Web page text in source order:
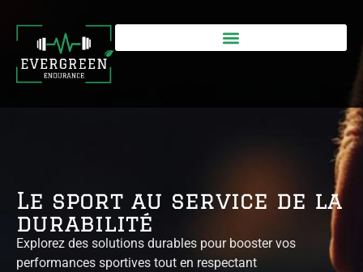
Le sport au service de la
durabilité
Explorez des solutions durables pour booster vos
performances sportives tout en respectant